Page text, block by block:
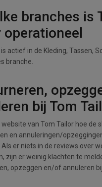
branches is
operationeel
actief in de Kleding, Tassen,
branche.
bij Tom
website van Tom Tailor hoe de
en annuleringen/
Als er niets in de reviews over
zijn er weinig klachten te
opzeggen en/of annuleren